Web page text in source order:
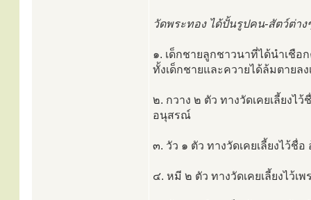
วัดพระทอง ได้ปั้นรูปคน-สัตว์ต่า
๑. เด็กชายลูกชาวนาที่ได้นำเชือ
ทั้งเด็กชายและควายได้ล้มตายล
๒. กวาง ๒ ตัว ทางวัดเคยเลี้ยงไ
อนุสรณ์
๓. วัว ๑ ตัว ทางวัดเคยเลี้ยงไว้ชื่
๔. หมี ๒ ตัว ทางวัดเคยเลี้ยงไว้